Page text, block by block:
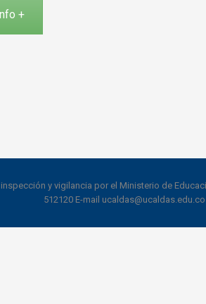
+
y vigilancia por el Ministerio de
512120 E-mail